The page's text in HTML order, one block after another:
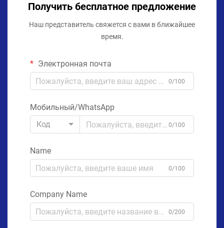
Получить бесплатное предложение
Наш представитель свяжется с вами в ближайшее
время.
Электронная почта
0/100
Мобильный/WhatsApp
Код
0/100
Name
0/100
Company Name
0/200